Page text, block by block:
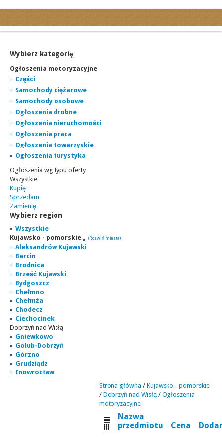
Ogłoszenia motoryzacyjne
Ogłoszenia nieruchomości
Ogłoszenia praca
Ogłoszenia turystyka
Ogłoszenia towarzyskie
Regiony
miasta...
Wybierz kategorię
Ogłoszenia motoryzacyjne
Części
Samochody ciężarowe
Samochody osobowe
Ogłoszenia drobne
Ogłoszenia nieruchomości
Ogłoszenia praca
Ogłoszenia towarzyskie
Ogłoszenia turystyka
Ogłoszenia wg typu oferty
Wszystkie
Kupię
Sprzedam
Zamienię
Wybierz region
Wszystkie
Kujawsko - pomorskie
(Rozwiń miasta)
Aleksandrów Kujawski
Barcin
Brodnica
Brześć Kujawski
Bydgoszcz
Chełmno
Chełmża
Chodecz
Ciechocinek
Dobrzyń nad Wisłą
Gniewkowo
Golub-Dobrzyń
Górzno
Grudziądz
Inowrocław
Strona główna / Kujawsko - pomorskie
/ Dobrzyń nad Wisłą / Ogłoszenia
motoryzacyjne
Nazwa
przedmiotu
Cena